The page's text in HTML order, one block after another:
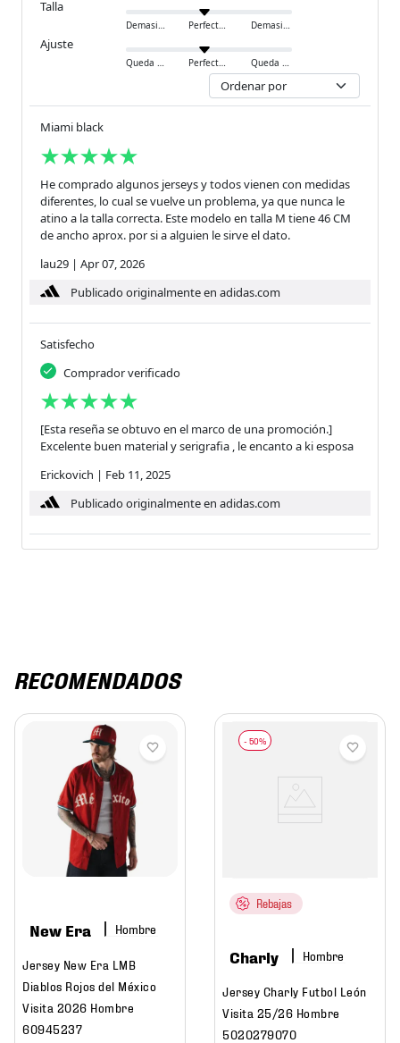
Talla
Demasiado pequeño Perfecto Demasiado grande
Ajuste
Queda ajustado Perfecto Queda holgado
Miami black
He comprado algunos jerseys y todos vienen con medidas
diferentes, lo cual se vuelve un problema, ya que nunca le
atino a la talla correcta. Este modelo en talla M tiene 46 CM
de ancho aprox. por si a alguien le sirve el dato.
lau29 | Apr 07, 2026
Publicado originalmente en adidas.com
Satisfecho
Comprador verificado
[Esta reseña se obtuvo en el marco de una promoción.]
Excelente buen material y serigrafia , le encanto a ki esposa
Erickovich | Feb 11, 2025
Publicado originalmente en adidas.com
RECOMENDADOS
New Era Hombre
Jersey New Era LMB
Diablos Rojos del México
Visita 2026 Hombre
60945237
Rebajas
Charly Hombre
Jersey Charly Futbol León
Visita 25/26 Hombre
5020279070